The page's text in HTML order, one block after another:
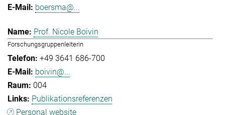
boersma@...
Prof. Nicole Boivin
Forschungsgruppenleiterin
+49 3641 686-700
boivin@...
004
Publikationsreferenzen
Personal website